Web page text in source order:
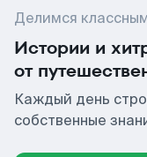
Делимся
Истории и
от
Каждый день
собственные